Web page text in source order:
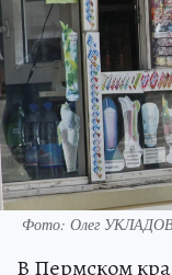
Фото: Олег
В Пермском